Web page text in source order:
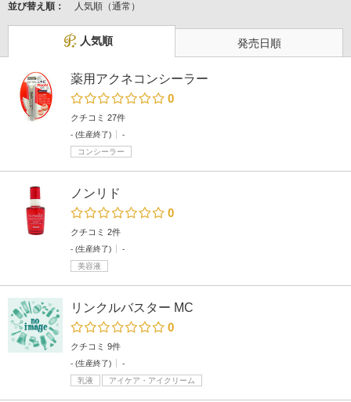
並び替え順：
人気順（通常）
人気順 発売日順
薬用アクネコンシーラー
0
クチコミ 27件
- (生産終了)
-
コンシーラー
ノンリド
0
クチコミ 2件
- (生産終了)
-
美容液
リンクルバスター MC
0
クチコミ 9件
- (生産終了)
-
乳液
アイケア・アイクリーム